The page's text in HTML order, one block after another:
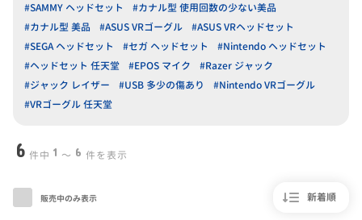
#SAMMY ヘッドセット
#カナル型 使用回数の少ない美品
#カナル型 美品
#ASUS VRゴーグル
#ASUS VRヘッドセット
#SEGA ヘッドセット
#セガ ヘッドセット
#Nintendo ヘッドセット
#ヘッドセット 任天堂
#EPOS マイク
#Razer ジャック
#ジャック レイザー
#USB 多少の傷あり
#Nintendo VRゴーグル
#VRゴーグル 任天堂
6 件中 1 〜 6 件を表示
新着順
販売中のみ表示